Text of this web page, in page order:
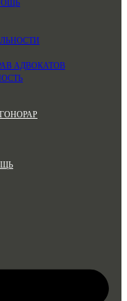
АДВОКАТОВ